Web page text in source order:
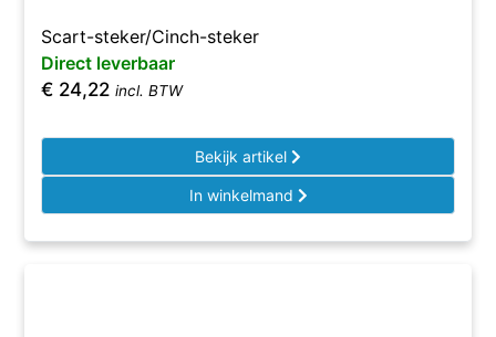
Scart-steker/Cinch-steker
Direct leverbaar
€ 24,22 incl. BTW
Bekijk artikel
In winkelmand